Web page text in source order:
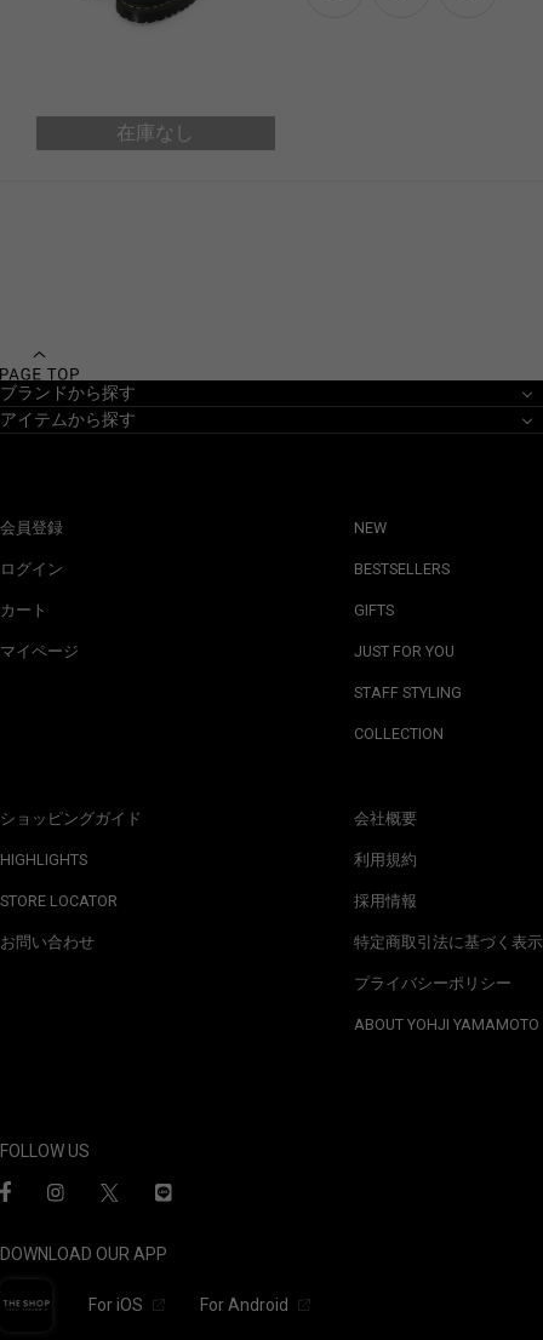
在庫なし
ブランドから探す
アイテムから探す
会員登録
ログイン
カート
マイページ
ショッピングガイド
HIGHLIGHTS
STORE LOCATOR
お問い合わせ
NEW
BESTSELLERS
GIFTS
JUST FOR YOU
STAFF STYLING
COLLECTION
会社概要
利用規約
採用情報
特定商取引法に基づく表示
プライバシーポリシー
ABOUT YOHJI YAMAMOTO
FOLLOW US
DOWNLOAD OUR APP
For iOS For Android